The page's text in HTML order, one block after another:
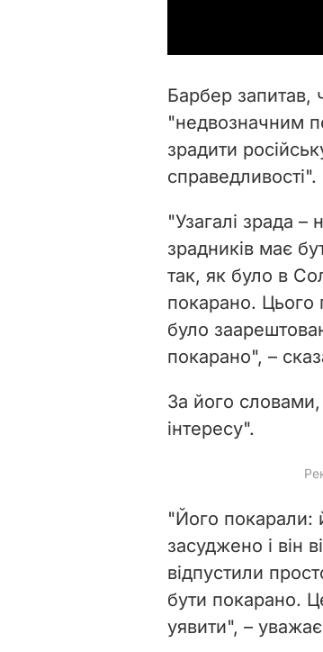
Барбер запитав,
"недвозначним
зрадити
справедливості".
"Узагалі зрада
зрадників має
так, як було в
покарано. Цього
було
покарано", –
За його
інтересу".
"Його покарали:
засуджено і він
відпустили
бути покарано.
уявити", –